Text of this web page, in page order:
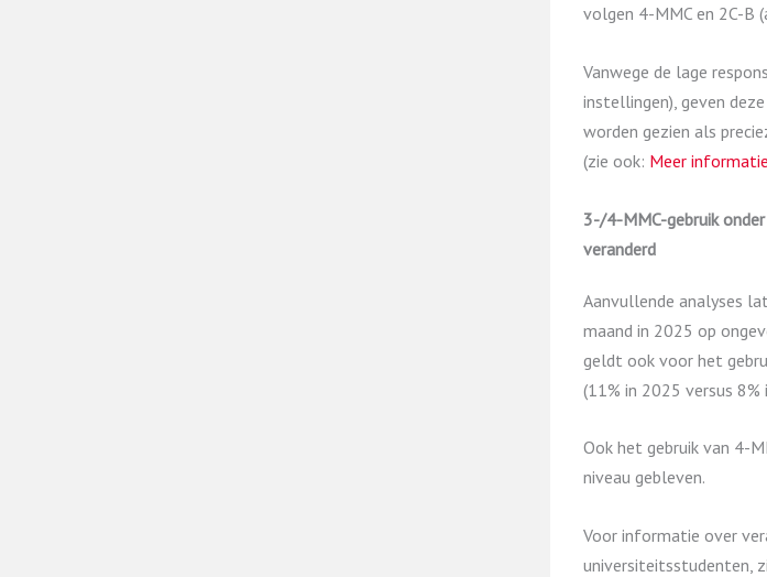
volgen 4-MMC en 2C-B
Vanwege de lage
instellingen), geven
worden gezien als
(zie ook: Meer
3-/4-MMC-gebruik
veranderd
Aanvullende analyses
maand in 2025 op
geldt ook voor het
(11% in 2025 versus 8%
Ook het gebruik van 4-
niveau gebleven.
Voor informatie over
universiteitsstudenten,